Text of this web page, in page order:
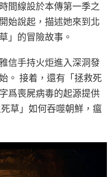
間線設於本傳第一季之
始說起，描述她來到北
」的冒險故事。
信手持火炬進入深洞發
。 接着，還有「拯救死
爲喪屍病毒的起源提供
草」如何吞噬朝鮮，瘟